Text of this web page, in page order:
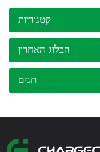
קטגוריות
הבלוג האחרון
תגים